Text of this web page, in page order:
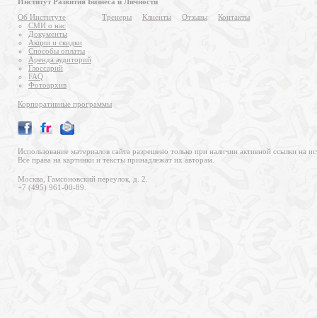
Об Институте
СМИ о нас
Документы
Акции и скидки
Способы оплаты
Аренда аудиторий
Глоссарий
FAQ
Фотоархив
Тренеры Клиенты Отзывы Контакты
Корпоративные программы
Использование материалов сайта разрешено только при наличии активной ссылки на
Все права на картинки и тексты принадлежат их авторам.
Москва, Гамсоновский переулок, д. 2.
+7 (495) 961-00-89.